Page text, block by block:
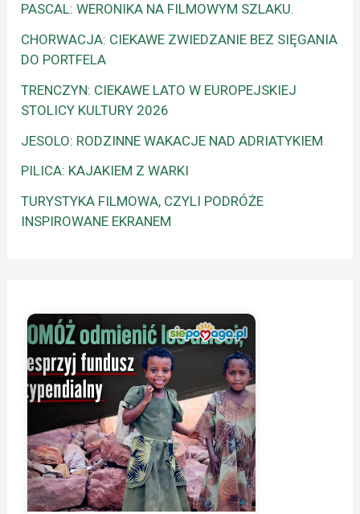
PASCAL: WERONIKA NA FILMOWYM SZLAKU.
CHORWACJA: CIEKAWE ZWIEDZANIE BEZ SIĘGANIA
DO PORTFELA
TRENCZYN: CIEKAWE LATO W EUROPEJSKIEJ
STOLICY KULTURY 2026
JESOLO: RODZINNE WAKACJE NAD ADRIATYKIEM
PILICA: KAJAKIEM Z WARKI
TURYSTYKA FILMOWA, CZYLI PODRÓŻE
INSPIROWANE EKRANEM